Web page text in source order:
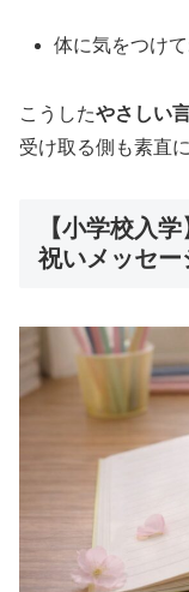
体に気をつけ
こうしたやさしい
受け取る側も素直
【小学校入
祝いメッセー